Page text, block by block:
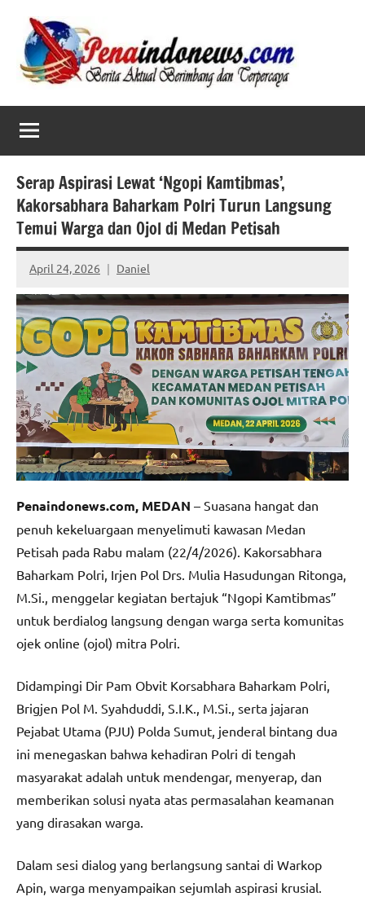
content
Serap Aspirasi Lewat ‘Ngopi Kamtibmas’,
Kakorsabhara Baharkam Polri Turun Langsung
Temui Warga dan Ojol di Medan Petisah
April 24, 2026 Daniel
No
comments
Penaindonews.com, MEDAN – Suasana hangat dan
penuh kekeluargaan menyelimuti kawasan Medan
Petisah pada Rabu malam (22/4/2026). Kakorsabhara
Baharkam Polri, Irjen Pol Drs. Mulia Hasudungan Ritonga,
M.Si., menggelar kegiatan bertajuk “Ngopi Kamtibmas”
untuk berdialog langsung dengan warga serta komunitas
ojek online (ojol) mitra Polri.
Didampingi Dir Pam Obvit Korsabhara Baharkam Polri,
Brigjen Pol M. Syahduddi, S.I.K., M.Si., serta jajaran
Pejabat Utama (PJU) Polda Sumut, jenderal bintang dua
ini menegaskan bahwa kehadiran Polri di tengah
masyarakat adalah untuk mendengar, menyerap, dan
memberikan solusi nyata atas permasalahan keamanan
yang dirasakan warga.
Dalam sesi dialog yang berlangsung santai di Warkop
Apin, warga menyampaikan sejumlah aspirasi krusial.